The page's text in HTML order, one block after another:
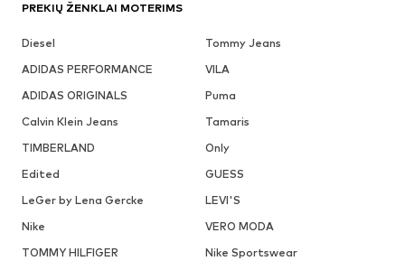
PREKIŲ ŽENKLAI MOTERIMS
Diesel
Tommy Jeans
ADIDAS PERFORMANCE
VILA
ADIDAS ORIGINALS
Puma
Calvin Klein Jeans
Tamaris
TIMBERLAND
Only
Edited
GUESS
LeGer by Lena Gercke
LEVI'S
Nike
VERO MODA
TOMMY HILFIGER
Nike Sportswear